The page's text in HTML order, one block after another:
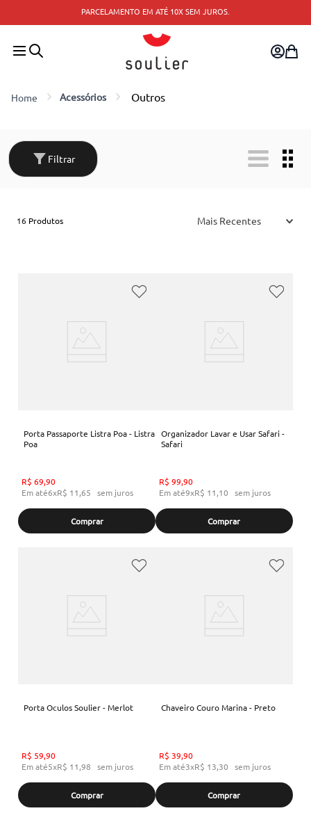
PARCELAMENTO EM ATÉ 10X SEM JUROS.
Acessórios Outros
Filtrar
16 Produtos Mais Recentes
Porta Passaporte Listra Poa - Listra
Poa
R$ 69,90
Em até6xR$ 11,65 sem juros
Comprar
Organizador Lavar e Usar Safari -
Safari
R$ 99,90
Em até9xR$ 11,10 sem juros
Comprar
Porta Oculos Soulier - Merlot
R$ 59,90
Em até5xR$ 11,98 sem juros
Comprar
Chaveiro Couro Marina - Preto
R$ 39,90
Em até3xR$ 13,30 sem juros
Comprar